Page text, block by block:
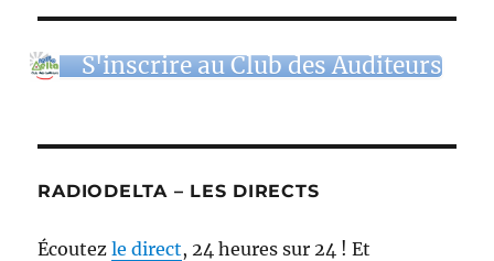
S'inscrire au Club des Auditeurs
RADIODELTA – LES DIRECTS
Écoutezle direct, 24 heures sur 24 ! Et